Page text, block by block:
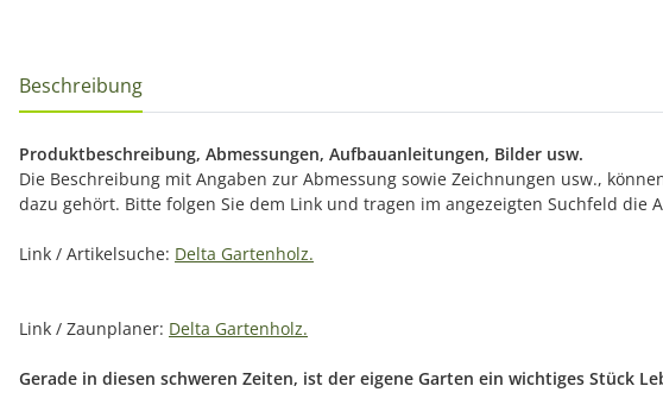
Beschreibung
Produktbeschreibung, Abmessungen, Aufbauanleitungen, Bilder usw.
Die Beschreibung mit Angaben zur Abmessung sowie Zeichnungen usw.,
dazu gehört. Bitte folgen Sie dem Link und tragen im angezeigten Suchfeld die
Link / Artikelsuche: Delta Gartenholz.
Link / Zaunplaner: Delta Gartenholz.
Gerade in diesen schweren Zeiten, ist der eigene Garten ein wichtiges Stück